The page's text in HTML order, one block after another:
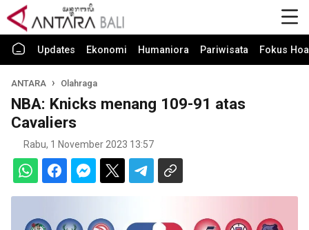
Updates Ekonomi Humaniora Pariwisata Fokus
ANTARA Olahraga
NBA: Knicks menang 109-91 atas
Cavaliers
Rabu, 1 November 2023 13:57